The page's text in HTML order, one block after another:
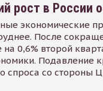
рост в России
экономические
После
0,6% второй
Подавление
спроса со стороны